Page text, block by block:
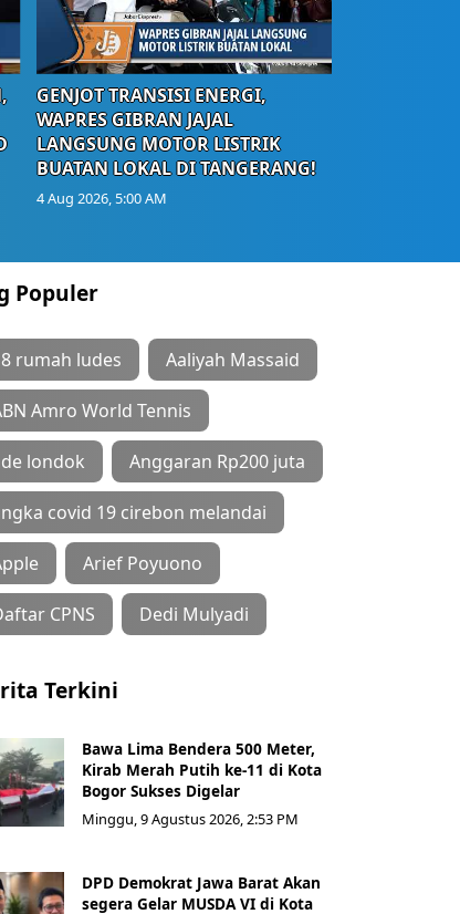
GENJOT TRANSISI ENERGI,
WAPRES GIBRAN JAJAL
LANGSUNG MOTOR LISTRIK
BUATAN LOKAL DI TANGERANG!
4 Aug 2026, 5:00 AM
Populer
rumah ludes Aaliyah Massaid
Amro World Tennis
londok Anggaran Rp200 juta
covid 19 cirebon melandai
Arief Poyuono
CPNS Dedi Mulyadi
Terkini
Bawa Lima Bendera 500 Meter,
Kirab Merah Putih ke-11 di Kota
Bogor Sukses Digelar
Minggu, 9 Agustus 2026, 2:53 PM
DPD Demokrat Jawa Barat Akan
segera Gelar MUSDA VI di Kota